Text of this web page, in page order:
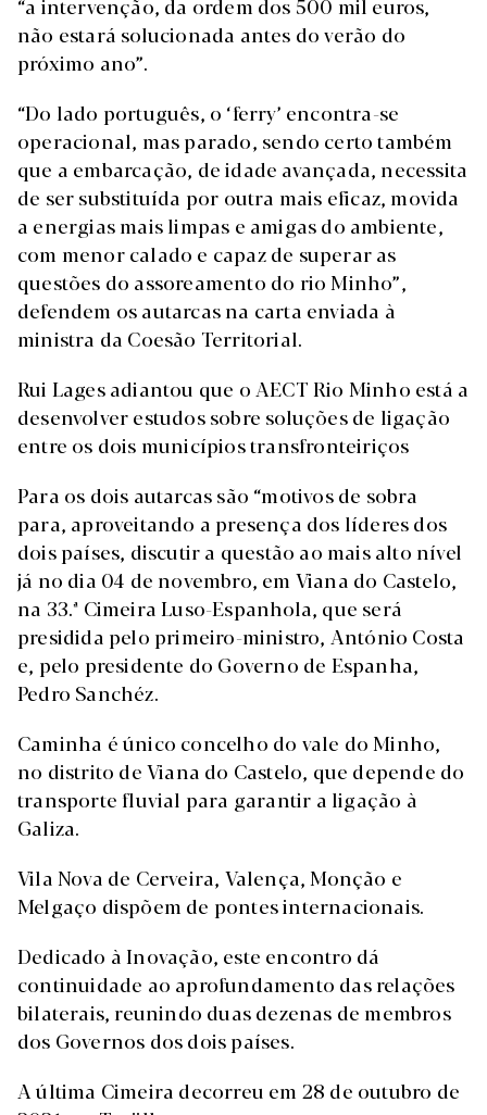
“a intervenção, da ordem dos 500 mil euros,
não estará solucionada antes do verão do
próximo ano”.
“Do lado português, o ‘ferry’ encontra-se
operacional, mas parado, sendo certo também
que a embarcação, de idade avançada, necessita
de ser substituída por outra mais eficaz, movida
a energias mais limpas e amigas do ambiente,
com menor calado e capaz de superar as
questões do assoreamento do rio Minho”,
defendem os autarcas na carta enviada à
ministra da Coesão Territorial.
Rui Lages adiantou que o AECT Rio Minho está a
desenvolver estudos sobre soluções de ligação
entre os dois municípios transfronteiriços
Para os dois autarcas são “motivos de sobra
para, aproveitando a presença dos líderes dos
dois países, discutir a questão ao mais alto nível
já no dia 04 de novembro, em Viana do Castelo,
na 33.ª Cimeira Luso-Espanhola, que será
presidida pelo primeiro-ministro, António Costa
e, pelo presidente do Governo de Espanha,
Pedro Sanchéz.
Caminha é único concelho do vale do Minho,
no distrito de Viana do Castelo, que depende do
transporte fluvial para garantir a ligação à
Galiza.
Vila Nova de Cerveira, Valença, Monção e
Melgaço dispõem de pontes internacionais.
Dedicado à Inovação, este encontro dá
continuidade ao aprofundamento das relações
bilaterais, reunindo duas dezenas de membros
dos Governos dos dois países.
A última Cimeira decorreu em 28 de outubro de